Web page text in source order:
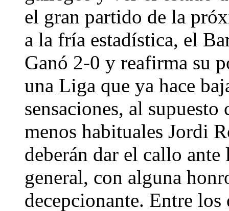
el gran partido de la
a la fría estadística, el
Ganó 2-0 y reafirma su
una Liga que ya hace
sensaciones, al
menos habituales Jordi
deberán dar el callo
general, con alguna
decepcionante. Entre